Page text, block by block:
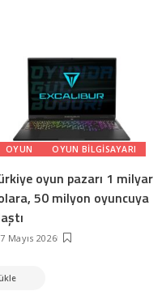
OYUN OYUN BILGISAYARI
oyun pazarı 1 milyar
50 milyon oyuncuya
7 Mayıs 2026